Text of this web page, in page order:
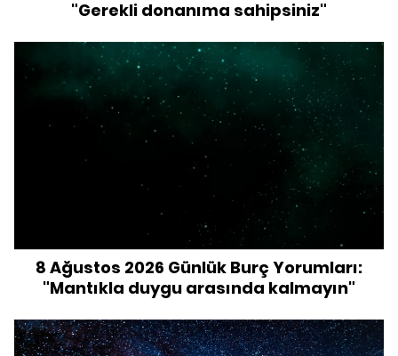
"Gerekli donanıma sahipsiniz"
8 Ağustos 2026 Günlük Burç Yorumları:
"Mantıkla duygu arasında kalmayın"